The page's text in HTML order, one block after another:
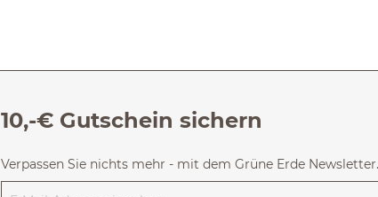
10,-€ Gutschein sichern
Verpassen Sie nichts mehr - mit dem Grüne Erde Newsletter.